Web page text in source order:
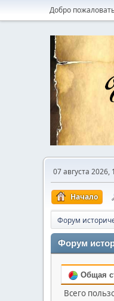
Добро
07 августа 2026,
Начало
Форум
Форум
Общая
Всего